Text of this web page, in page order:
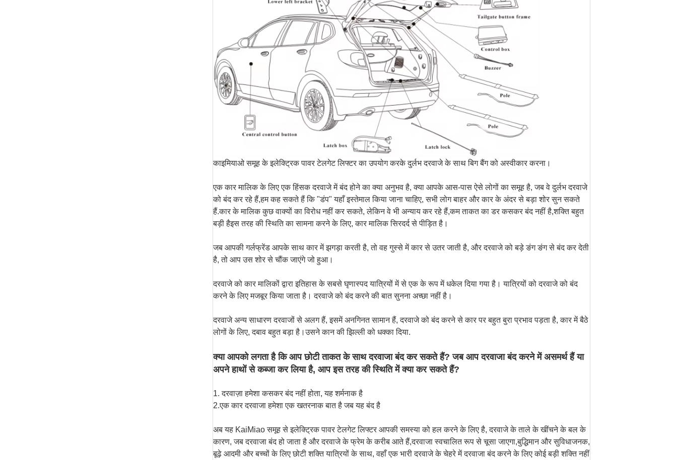
काइमियाओ समूह के इलेक्ट्रिक पावर टेलगेट लिफ्टर का उपयोग करके दुर्लभ दरवाजे के साथ बिग बैंग को अस्वीकार करना।
एक कार मालिक के लिए एक हिंसक दरवाजे में बंद होने का क्या अनुभव है, क्या आपके आस-पास ऐसे लोगों का समूह है, जब वे दुर्लभ दरवाजे
को बंद कर रहे हैं,हम कह सकते हैं कि "डंप" यहाँ इस्तेमाल किया जाना चाहिए, सभी लोग बाहर और कार के अंदर से बड़ा शोर सुन सकते
हैं.कार के मालिक कुछ वाक्यों का विरोध नहीं कर सकते, लेकिन वे भी अन्याय कर रहे हैं,कम ताकत का डर कसकर बंद नहीं है,शक्ति बहुत
बड़ी हैइस तरह की स्थिति का सामना करने के लिए, कार मालिक सिरदर्द से पीड़ित है।
जब आपकी गर्लफ्रेंड आपके साथ कार में झगड़ा करती है, तो वह गुस्से में कार से उतर जाती है, और दरवाजे को बड़े ङंग ङंग से बंद कर देती
है, तो आप उस शोर से चौंक जाएंगे जो हुआ।
दरवाजे को कार मालिकों द्वारा इतिहास के सबसे घृणास्पद यात्रियों में से एक के रूप में धकेल दिया गया है। यात्रियों को दरवाजे को बंद
करने के लिए मजबूर किया जाता है। दरवाजे को बंद करने की बात सुनना अच्छा नहीं है।
दरवाजे अन्य साधारण दरवाजों से अलग हैं, इसमें अनगिनत सामान हैं, दरवाजे को बंद करने से कार पर बहुत बुरा प्रभाव पड़ता है, कार में बैठे
लोगों के लिए, दबाव बहुत बड़ा है।उसने कान की झिल्ली को धक्का दिया.
क्या आपको लगता है कि आप छोटी ताकत के साथ दरवाजा बंद कर सकते हैं? जब आप दरवाजा बंद करने में असमर्थ हैं या
अपने हाथों से कब्जा कर लिया है, आप इस तरह की स्थिति में क्या कर सकते हैं?
1. दरवाज़ा हमेशा कसकर बंद नहीं होता, यह शर्मनाक है
2.एक कार दरवाजा हमेशा एक खतरनाक बात है जब यह बंद है
अब यह KaiMiao समूह से इलेक्ट्रिक पावर टेलगेट लिफ्टर आपकी समस्या को हल करने के लिए है, दरवाजे के ताले के खींचने के बल के
कारण, जब दरवाजा बंद हो जाता है और दरवाजे के फ्रेम के करीब आते हैं,दरवाजा स्वचालित रूप से चूसा जाएगा,बुद्धिमान और सुविधाजनक,
बूढ़े आदमी और बच्चों के लिए छोटी शक्ति यात्रियों के साथ, वहाँ एक भारी दरवाजे के चेहरे में दरवाजा बंद करने के लिए कोई बड़ी शक्ति नहीं